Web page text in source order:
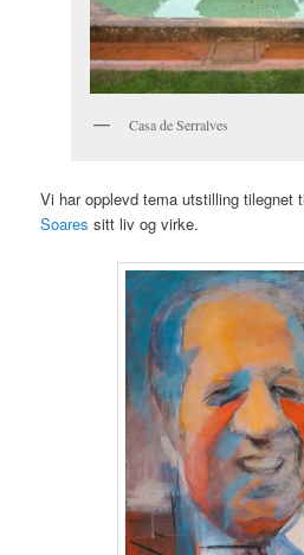
Casa de Serralves
Vi har opplevd tema utstilling tilegnet
Soares sitt liv og virke.